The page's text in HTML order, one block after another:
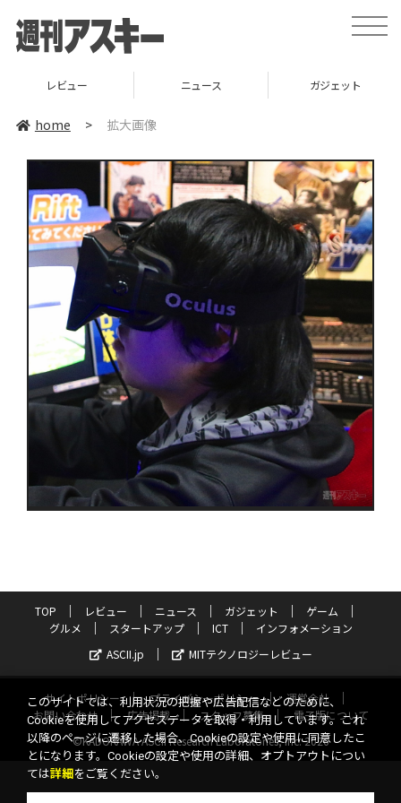
toggle
レビュー ニュース ガジェット
home > 拡大画像
TOP レビュー ニュース ガジェット
ゲーム
グルメ
スタートアップ ICT
インフォメーション
ASCII.jp
MITテクノロジーレビュー
サイトポリシー プライバシーポリシー
運営会社
お問い合わせ
広告掲載 スタッフ募集
電子版について
©KADOKAWA ASCII Research Laboratories, Inc. 2026
このサイトでは、利用状況の把握や広告配信などのために、
Cookieを使用してアクセスデータを取得・利用しています。これ
以降のページに遷移した場合、Cookieの設定や使用に同意したこ
とになります。Cookieの設定や使用の詳細、オプトアウトについ
ては詳細 をご覧ください。